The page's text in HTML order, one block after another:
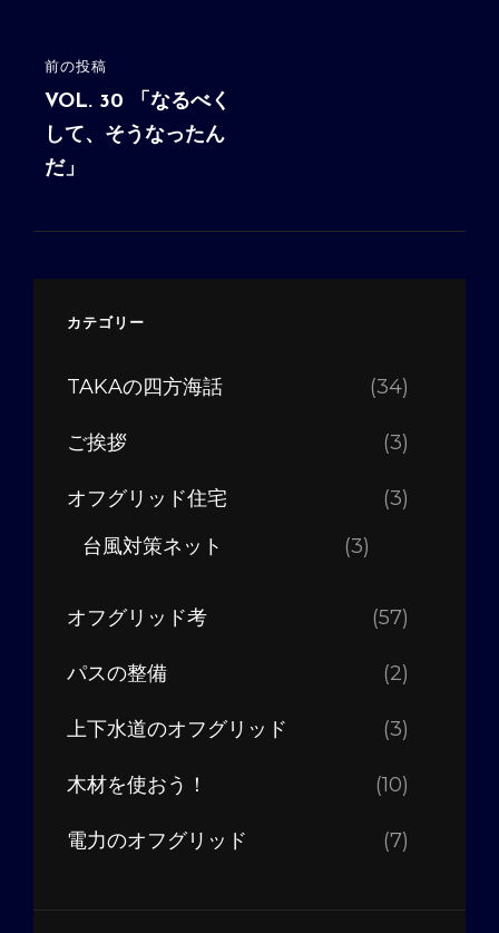
ゲ
ー
シ
ョ
前
の
投
稿
前の投稿
VOL. 30 「なるべく
して、そうなったん
だ」
カテゴリー
TAKAの四方海話 (34)
ご挨拶 (3)
オフグリッド住宅
(3)
台風対策ネット
(3)
オフグリッド考 (57)
パスの整備 (2)
上下水道のオフグリッド (3)
木材を使おう！ (10)
電力のオフグリッド (7)